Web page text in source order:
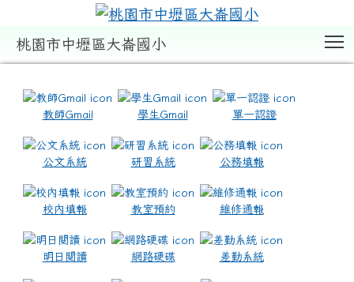
桃園市中壢區大崙國小
教師Gmail 學生Gmail 單一認證
公文系統 研習系統 公務填報
校內填報 教室預約 維修通報
明日閱讀 網路硬碟 差勤系統